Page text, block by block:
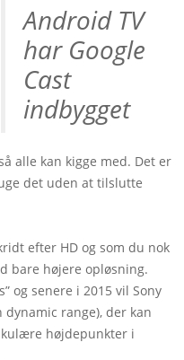
Android TV
har Google
Cast
indbygget
alle kan kigge med. Det er
det uden at tilslutte
efter HD og som du nok
bare højere opløsning.
og senere i 2015 vil Sony
range), der kan
højdepunkter i